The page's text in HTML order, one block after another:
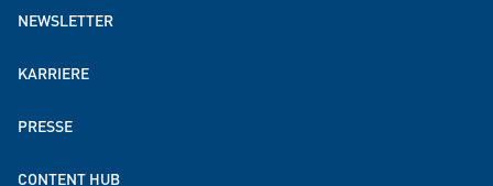
NEWSLETTER
KARRIERE
PRESSE
CONTENT HUB